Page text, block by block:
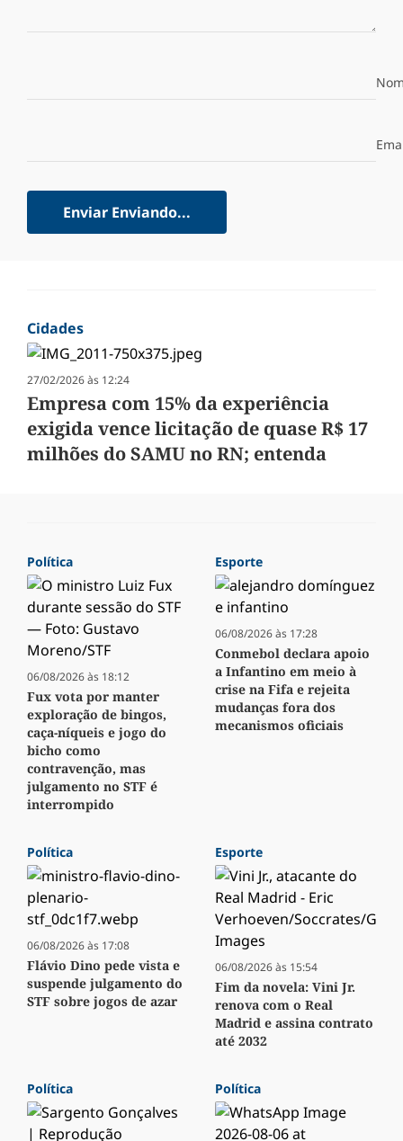
Enviar Enviando...
Cidades
27/02/2026 às 12:24
Empresa com 15% da experiência
exigida vence licitação de quase R$ 17
milhões do SAMU no RN; entenda
Política
06/08/2026 às 18:12
Fux vota por manter
exploração de bingos,
caça-níqueis e jogo do
bicho como
contravenção, mas
julgamento no STF é
interrompido
Esporte
06/08/2026 às 17:28
Conmebol declara apoio
a Infantino em meio à
crise na Fifa e rejeita
mudanças fora dos
mecanismos oficiais
Política
06/08/2026 às 17:08
Flávio Dino pede vista e
suspende julgamento do
STF sobre jogos de azar
Esporte
06/08/2026 às 15:54
Fim da novela: Vini Jr.
renova com o Real
Madrid e assina contrato
até 2032
Política Política